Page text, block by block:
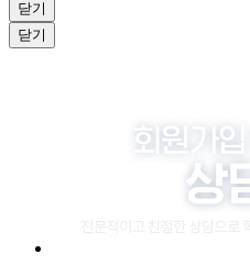
닫기
닫기